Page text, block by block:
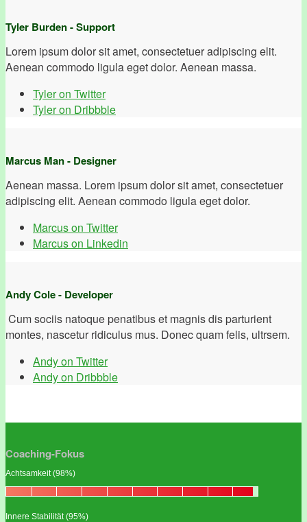
Tyler Burden - Support
Lorem ipsum dolor sit amet, consectetuer adipiscing elit.
Aenean commodo ligula eget dolor. Aenean massa.
Tyler on Twitter
Tyler on Dribbble
Marcus Man - Designer
Aenean massa. Lorem ipsum dolor sit amet, consectetuer
adipiscing elit. Aenean commodo ligula eget dolor.
Marcus on Twitter
Marcus on Linkedin
Andy Cole - Developer
Cum sociis natoque penatibus et magnis dis parturient
montes, nascetur ridiculus mus. Donec quam felis, ultrsem.
Andy on Twitter
Andy on Dribbble
Coaching-Fokus
Achtsamkeit (98%)
Innere Stabilität (95%)